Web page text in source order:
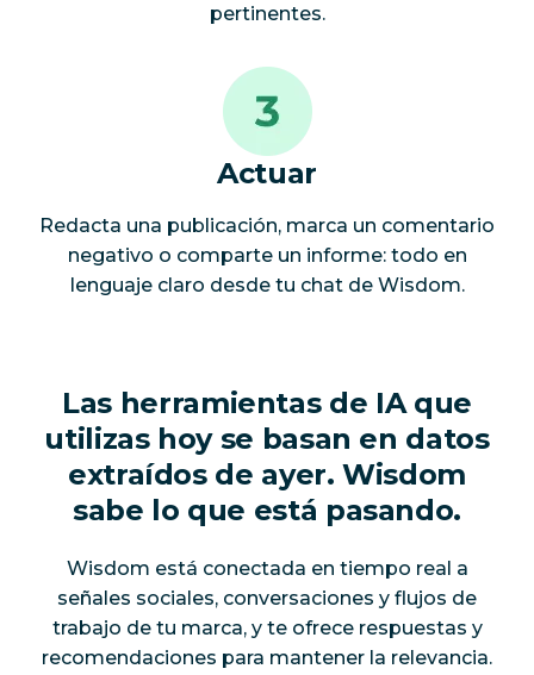
pertinentes.
Actuar
Redacta una publicación, marca un comentario
negativo o comparte un informe: todo en
lenguaje claro desde tu chat de Wisdom.
Las herramientas de IA que
utilizas hoy se basan en datos
extraídos de ayer. Wisdom
sabe lo que está pasando.
Wisdom está conectada en tiempo real a
señales sociales, conversaciones y flujos de
trabajo de tu marca, y te ofrece respuestas y
recomendaciones para mantener la relevancia.